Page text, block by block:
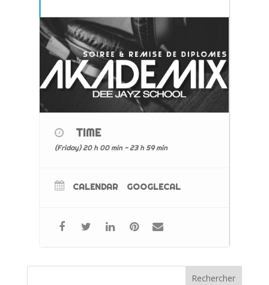
TIME
(Friday) 20 h 00 min - 23 h 59 min
CALENDAR GOOGLECAL